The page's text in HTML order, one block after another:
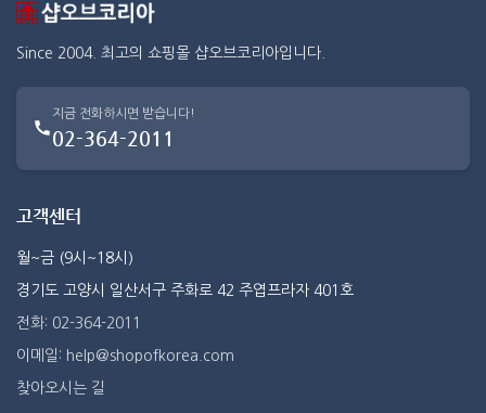
Since 2004. 최고의 쇼핑몰 샵오브코리아입니다.
지금 전화하시면 받습니다!
02-364-2011
고객센터
월~금 (9시~18시)
경기도 고양시 일산서구 주화로 42 주엽프라자 401호
전화: 02-364-2011
이메일: help@shopofkorea.com
찾아오시는 길